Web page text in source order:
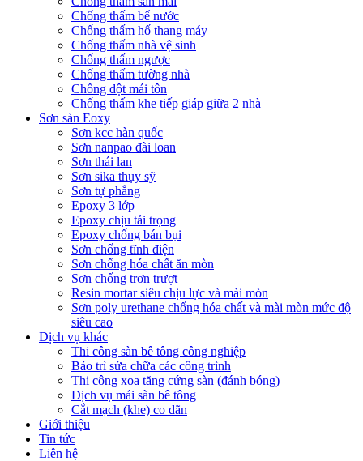
Chống thấm bể nước
Chống thấm hố thang máy
Chống thấm nhà vệ sinh
Chống thấm ngược
Chống thấm tường nhà
Chống dột mái tôn
Chống thấm khe tiếp giáp giữa 2 nhà
Sơn sàn Eoxy
Sơn kcc hàn quốc
Sơn nanpao đài loan
Sơn thái lan
Sơn sika thụy sỹ
Sơn tự phẳng
Epoxy 3 lớp
Epoxy chịu tải trọng
Epoxy chống bán bụi
Sơn chống tĩnh điện
Sơn chống hóa chất ăn mòn
Sơn chống trơn trượt
Resin mortar siêu chịu lực và mài mòn
Sơn poly urethane chống hóa chất và mài mòn mức độ
siêu cao
Dịch vụ khác
Thi công sàn bê tông công nghiệp
Bảo trì sửa chữa các công trình
Thi công xoa tăng cứng sàn (đánh bóng)
Dịch vụ mái sàn bê tông
Cắt mạch (khe) co dãn
Giới thiệu
Tin tức
Liên hệ